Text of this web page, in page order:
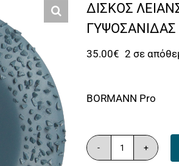
ΔΙΣΚΟΣ
ΓΥΨΟΣΑΝΙΔΑΣ
35.00€ 2 σε
BORMANN Pro
ΔΙΣΚΟΣ